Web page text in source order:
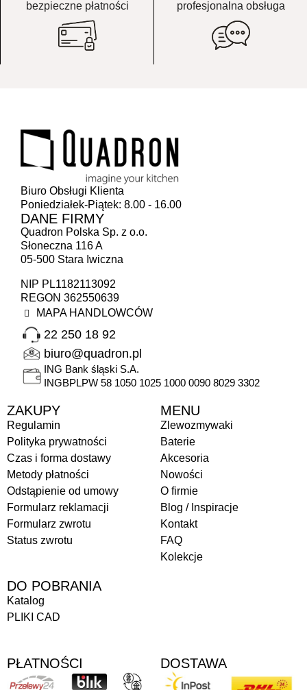
bezpieczne płatności profesjonalna obsługa
Biuro Obsługi Klienta
Poniedziałek-Piątek: 8.00 - 16.00
DANE FIRMY
Quadron Polska Sp. z o.o.
Słoneczna 116 A
05-500 Stara Iwiczna
NIP PL1182113092
REGON 362550639
MAPA HANDLOWCÓW
22 250 18 92
biuro@quadron.pl
ING Bank śląski S.A.
INGBPLPW 58 1050 1025 1000 0090 8029 3302
ZAKUPY
Regulamin
Polityka prywatności
Czas i forma dostawy
Metody płatności
Odstąpienie od umowy
Formularz reklamacji
Formularz zwrotu
Status zwrotu
MENU
Zlewozmywaki
Baterie
Akcesoria
Nowości
O firmie
Blog / Inspiracje
Kontakt
FAQ
Kolekcje
DO POBRANIA
Katalog
PLIKI CAD
PŁATNOŚCI DOSTAWA